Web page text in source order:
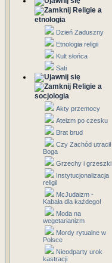
Religie a
etnologia
Dzień Zaduszny
Etnologia religii
Kult słońca
Sati
Religie a
socjologia
Akty przemocy
Ateizm po czesku
Brat brud
Czy Zachód utracił
Boga
Grzechy i grzeszki
Instytucjonalizacja
religii
McJudaizm -
Kabała dla każdego!
Moda na
wegetarianizm
Mordy rytualne w
Polsce
Nieodparty urok
kastracji